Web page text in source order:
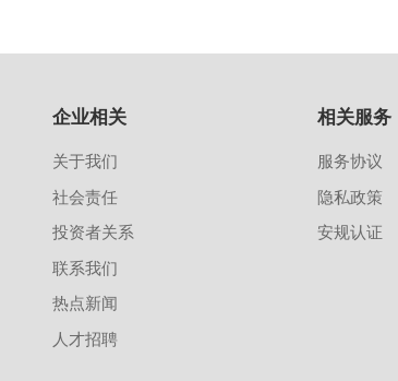
企业相关
关于我们
社会责任
投资者关系
联系我们
热点新闻
人才招聘
相关服务
服务协议
隐私政策
安规认证